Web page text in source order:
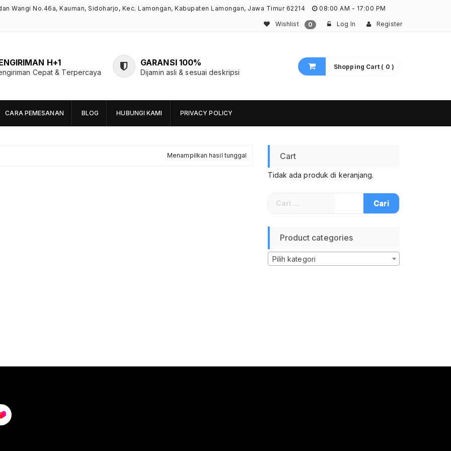
Wangi No.46a, Kauman, Sidoharjo, Kec. Lamongan, Kabupaten Lamongan, Jawa Timur 62214 08:00 AM - 17:00 PM
Wishlist 0 Log In Register
H+1
Cepat & Terpercaya
GARANSI 100%
Dijamin asli & sesuai deskripsi
Shopping Cart ( 0 )
CARA PEMESANAN BLOG HUBUNGI KAMI PRIVACY POLICY
Menampilkan hasil tunggal Cart
Tidak ada produk di keranjang.
Cari
untuk:
Product categories
Pilih kategori